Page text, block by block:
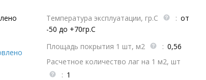
Температура эксплуатации, гр.С : от
-50 до +70гр.С
Площадь покрытия 1 шт, м2
: 0,56
Расчетное количество лаг на 1 м2, шт
: 1